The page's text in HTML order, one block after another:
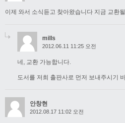
이제 와서 소식듣고 찾아왔습니다 지금 교환
mills
2012.06.11 11:25 오전
네, 교환 가능합니다.
도서를 저희 출판사로 먼저 보내주시기
안창현
2012.08.17 11:02 오전